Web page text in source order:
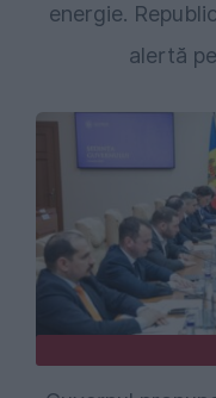
energie.
alertă